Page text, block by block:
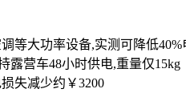
等大功率设备,实测可降低40%
露营车48小时供电,重量仅15kg
失减少约￥3200